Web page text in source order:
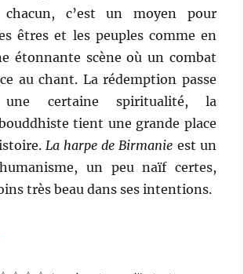
c’est un moyen pour
êtres et les peuples comme en
étonnante scène où un combat
au chant. La rédemption passe
certaine spiritualité, la
tient une grande place
La harpe de Birmanie est un
un peu naïf certes,
très beau dans ses intentions.